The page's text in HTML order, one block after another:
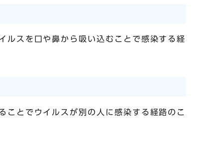
ルスを口や鼻から吸い込むことで感染する経
ことでウイルスが別の人に感染する経路のこ